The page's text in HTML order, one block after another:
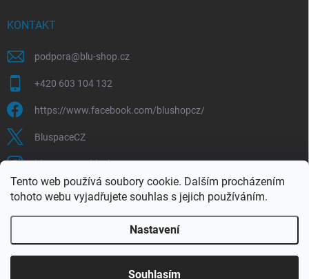
Tento web používá soubory cookie. Dalším procházením
tohoto webu vyjadřujete souhlas s jejich používáním.
Nastavení
Souhlasím
KONTAKT
podpora@blu-shop.cz
+420 603 104 132
https://www.facebook.com/blushopcz/
BluspaceCZ
bluspace.cz_blushop.cz
Blu-space.cz Blu-shop.cz Štěpán Čermák
Blu-shop.cz . Všechna práva vyhrazena.